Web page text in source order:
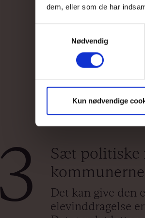
dem, eller som de har
Nødvendig
Kun nødvendige
3
Sæt politiske
kommunerne
Det kan give den
elevinddragelse